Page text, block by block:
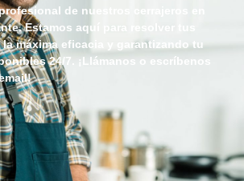
de nuestros cerrajeros en
Estamos aquí para resolver tus
máxima eficacia y garantizando tu
24/7. ¡Llámanos o escríbenos